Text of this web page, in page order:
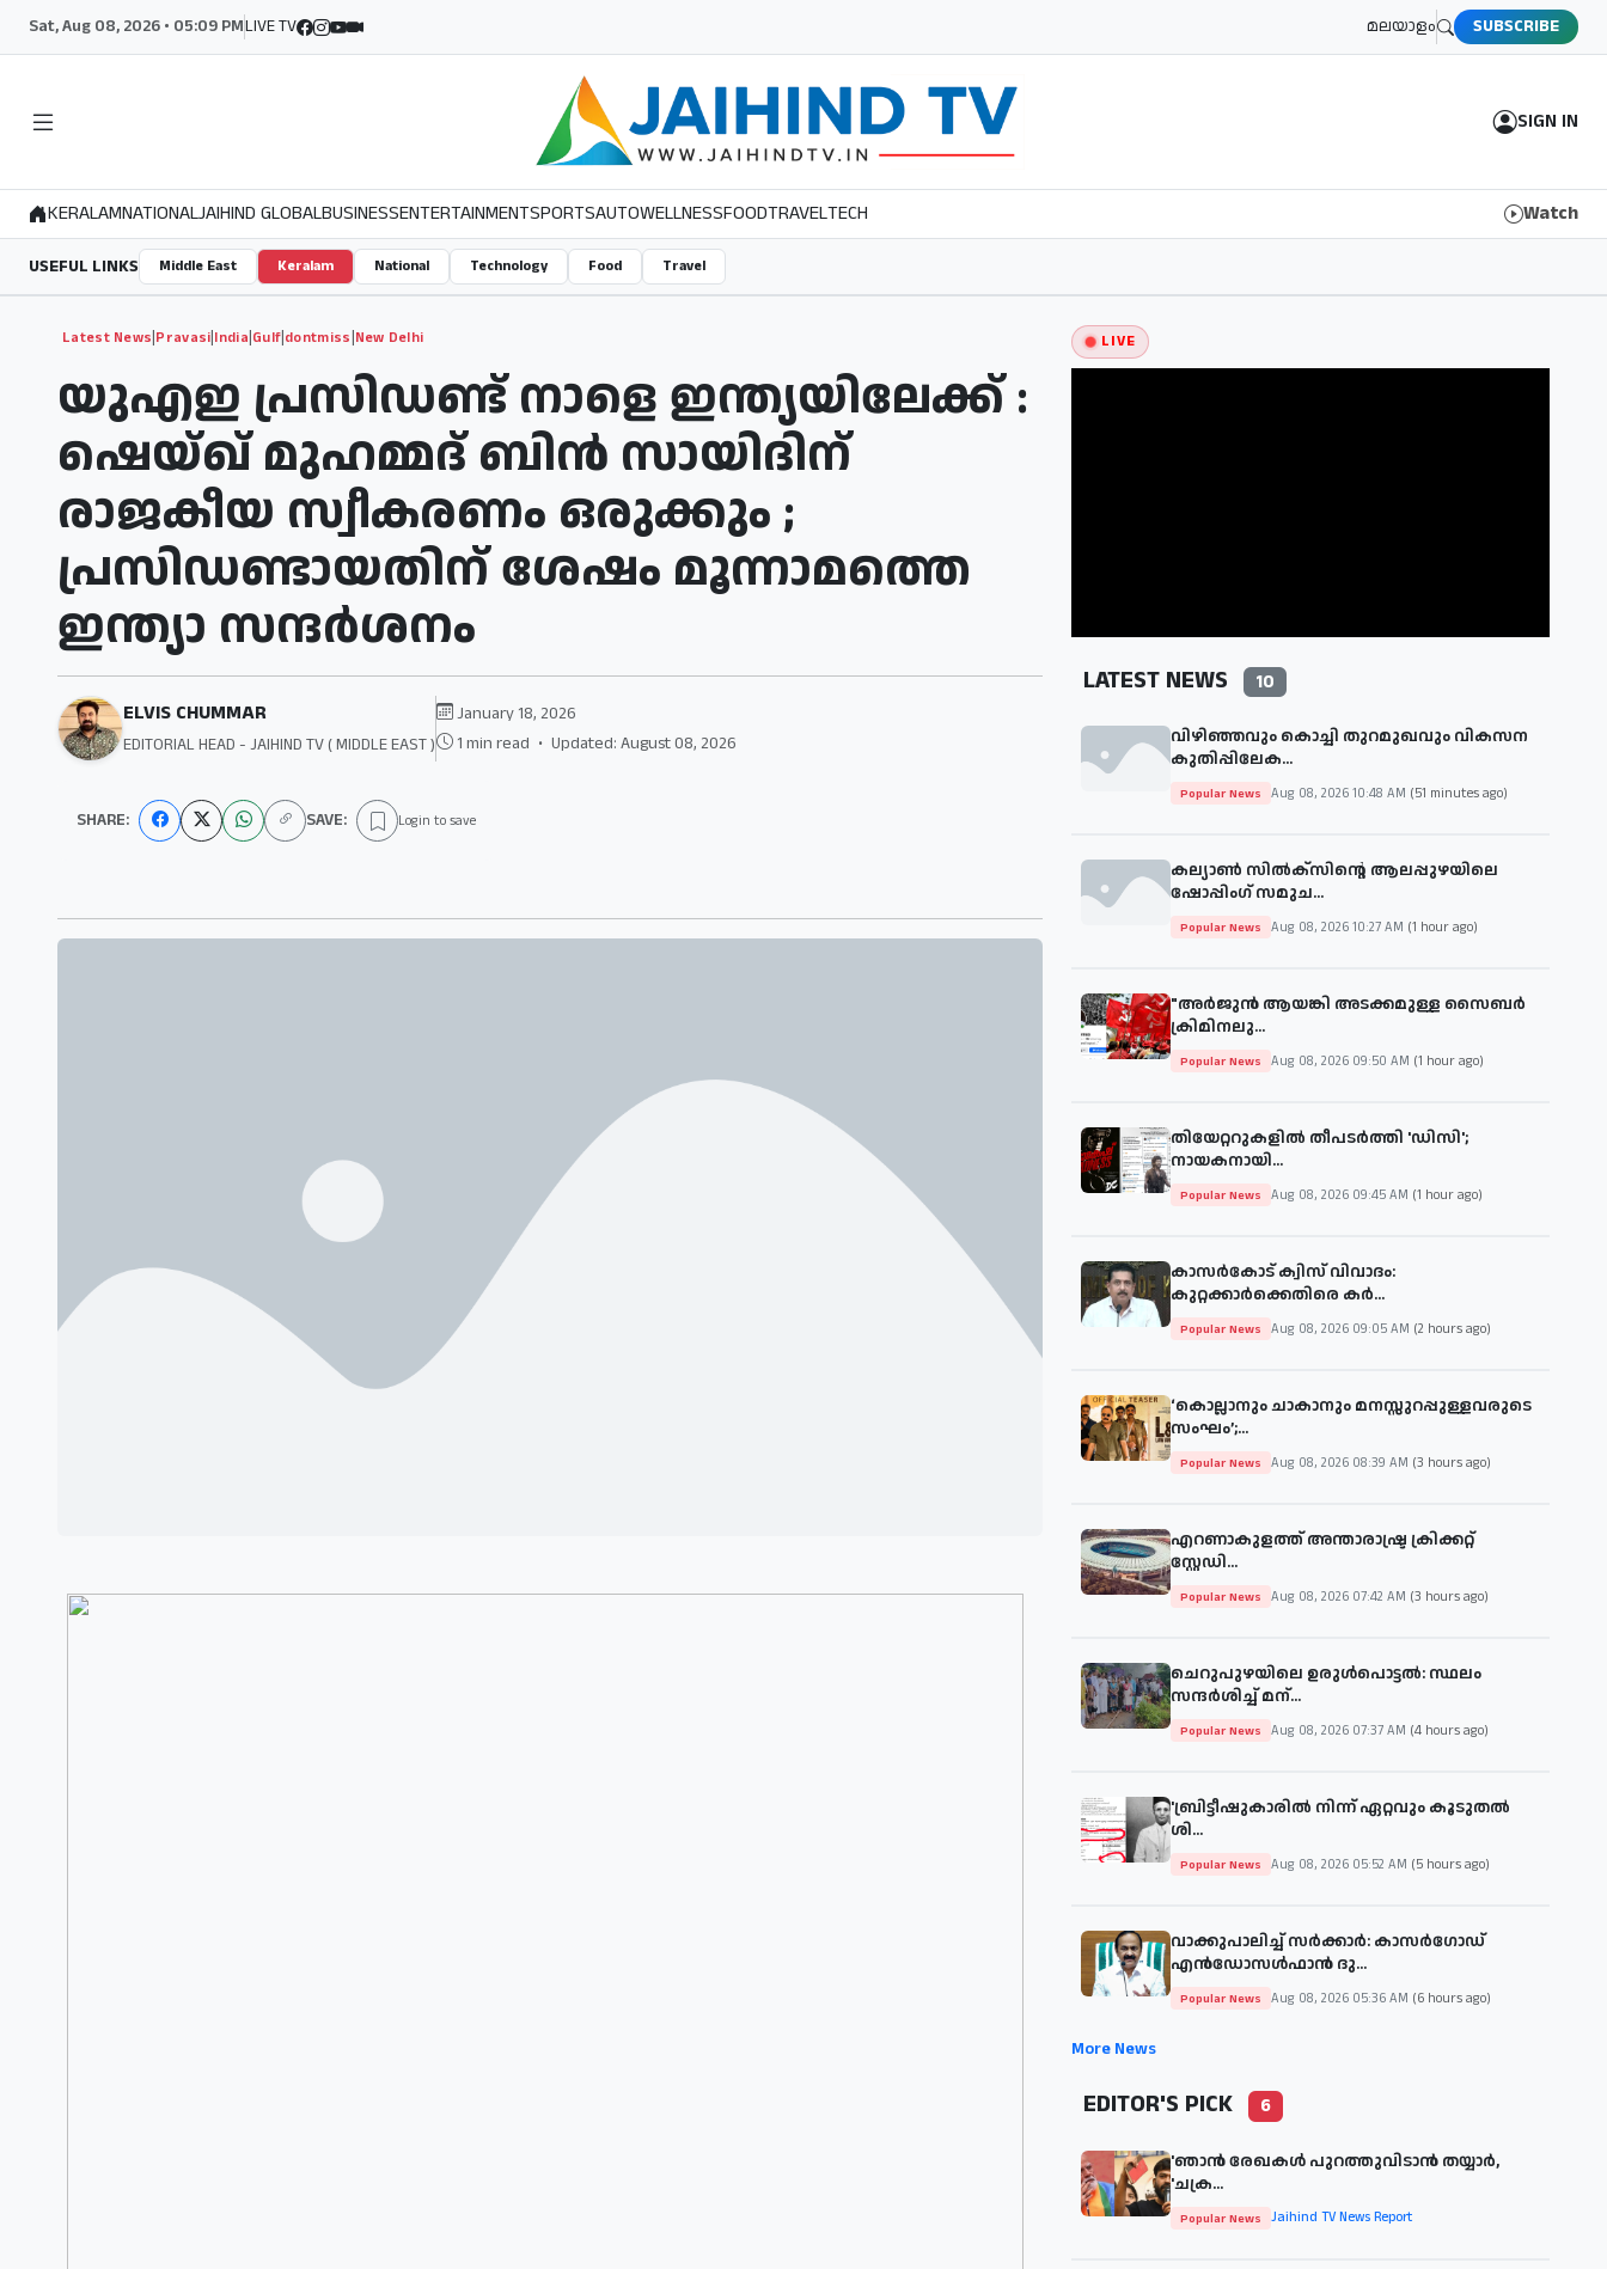
Sat, Aug 08, 2026 • 05:09 PMLIVE TV മലയാളം SUBSCRIBE
SIGN IN
KERALAMNATIONALJAIHIND GLOBALBUSINESSENTERTAINMENTSPORTSAUTOWELLNESSFOODTRAVELTECH Watch
USEFUL LINKS Middle East Keralam National Technology Food Travel
Latest News|Pravasi|India|Gulf|dontmiss|New Delhi
​യുഎഇ പ്രസിഡണ്ട് നാളെ ഇന്ത്യയിലേക്ക് :
ഷെയ്ഖ് മുഹമ്മദ് ബിന്‍ സായിദിന്
രാജകീയ സ്വീകരണം ഒരുക്കും​ ​;
പ്രസിഡണ്ടായതിന് ശേഷം മൂന്നാമത്തെ
ഇന്ത്യാ സന്ദര്‍ശനം
ELVIS CHUMMAR
EDITORIAL HEAD - JAIHIND TV ( MIDDLE EAST )
January 18, 2026
1 min read • Updated: August 08, 2026
SHARE: SAVE: Login to save
LIVE
LATEST NEWS 10
വിഴിഞ്ഞവും കൊച്ചി തുറമുഖവും വികസന
കുതിപ്പിലേക...
Popular News Aug 08, 2026 10:48 AM (51 minutes ago)
കല്യാൺ സിൽക്സിന്റെ ആലപ്പുഴയിലെ
ഷോപ്പിംഗ് സമുച...
Popular News Aug 08, 2026 10:27 AM (1 hour ago)
"അര്‍ജുന്‍ ആയങ്കി അടക്കമുള്ള സൈബര്‍
ക്രിമിനലു...
Popular News Aug 08, 2026 09:50 AM (1 hour ago)
തിയേറ്ററുകളില്‍ തീപടര്‍ത്തി 'ഡിസി';
നായകനായി...
Popular News Aug 08, 2026 09:45 AM (1 hour ago)
കാസർകോട് ക്വിസ് വിവാദം:
കുറ്റക്കാർക്കെതിരെ കർ...
Popular News Aug 08, 2026 09:05 AM (2 hours ago)
‘കൊല്ലാനും ചാകാനും മനസ്സുറപ്പുള്ളവരുടെ
സംഘം’;...
Popular News Aug 08, 2026 08:39 AM (3 hours ago)
എറണാകുളത്ത് അന്താരാഷ്ട്ര ക്രിക്കറ്റ്
സ്റ്റേഡി...
Popular News Aug 08, 2026 07:42 AM (3 hours ago)
ചെറുപുഴയിലെ ഉരുൾപൊട്ടൽ: സ്ഥലം
സന്ദർശിച്ച് മന്...
Popular News Aug 08, 2026 07:37 AM (4 hours ago)
'ബ്രിട്ടീഷുകാരില്‍ നിന്ന് ഏറ്റവും കൂടുതല്‍
ശി...
Popular News Aug 08, 2026 05:52 AM (5 hours ago)
വാക്കുപാലിച്ച് സർക്കാർ: കാസർഗോഡ്
എൻഡോസൾഫാൻ ദു...
Popular News Aug 08, 2026 05:36 AM (6 hours ago)
More News
EDITOR'S PICK 6
'ഞാന്‍ രേഖകള്‍ പുറത്തുവിടാന്‍ തയ്യാര്‍,
'ചക്ര...
Popular News Jaihind TV News Report